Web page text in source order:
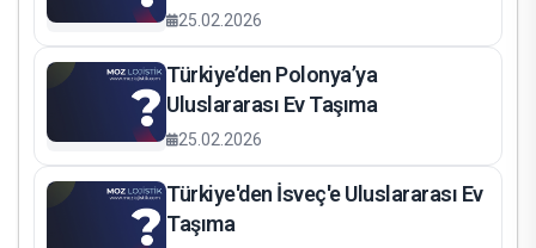
25.02.2026
Türkiye’den Polonya’ya
Uluslararası Ev Taşıma
25.02.2026
Türkiye'den İsveç'e Uluslararası Ev
Taşıma